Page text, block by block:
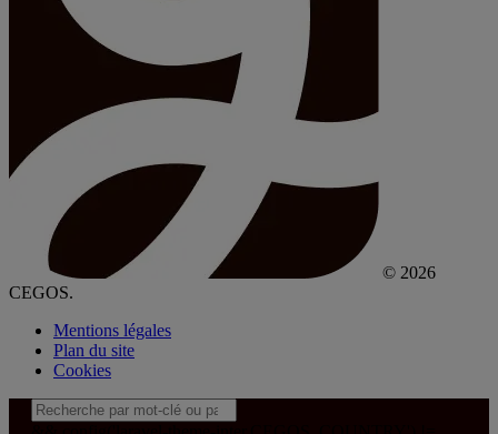
© 2026
CEGOS.
Mentions légales
Plan du site
Cookies